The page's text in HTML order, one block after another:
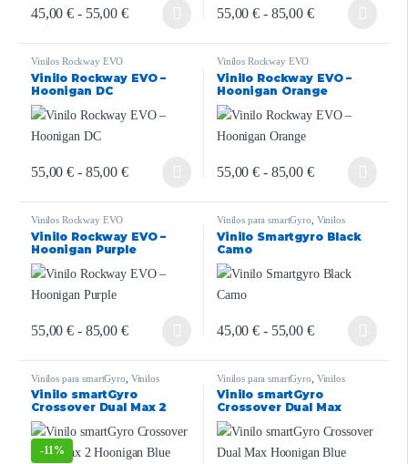
45,00€ - 55,00 € 55,00€ - 85,00 €
Vinilos Rockway EVO
Vinilo Rockway EVO –
Hoonigan DC
55,00€ - 85,00 €
Vinilos Rockway EVO
Vinilo Rockway EVO –
Hoonigan Orange
55,00€ - 85,00 €
Vinilos Rockway EVO
Vinilo Rockway EVO –
Hoonigan Purple
55,00€ - 85,00 €
Vinilos para smartGyro Vinilos
smartGyro
Rockway/Speedway/Crossover,Vinilos
Zwheel ZRino
Vinilo Smartgyro Black
Camo
45,00€ - 55,00 €
Vinilos para smartGyro Vinilos
Smartgyro Crossover Dual Max 2
Vinilo smartGyro
Crossover Dual Max 2
Hoonigan Blue
-11%
Vinilos para smartGyro Vinilos
smartGyro Crossover Dual Max
Vinilo smartGyro
Crossover Dual Max
Hoonigan Blue